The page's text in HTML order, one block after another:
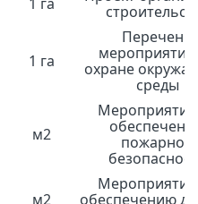
1 га
1 га
Перечень
охране
среды
м2
пожарной
м2
обеспечению